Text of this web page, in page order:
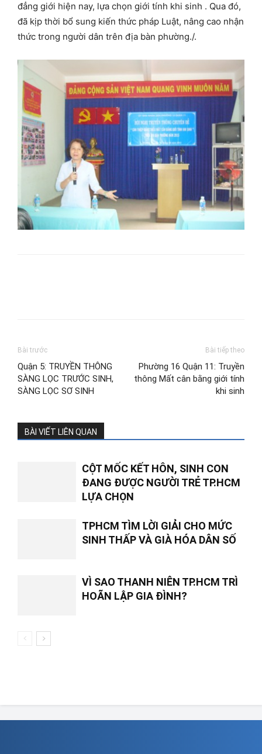
đẳng giới hiện nay, lựa chọn giới tính khi sinh . Qua đó,
đã kịp thời bổ sung kiến thức pháp Luật, nâng cao nhận
thức trong người dân trên địa bàn phường./.
Bài trước
Quận 5: TRUYỀN THÔNG
SÀNG LỌC TRƯỚC SINH,
SÀNG LỌC SƠ SINH
Bài tiếp theo
Phường 16 Quận 11: Truyền
thông Mất cân bằng giới tính
khi sinh
BÀI VIẾT LIÊN QUAN
CỘT MỐC KẾT HÔN, SINH CON
ĐANG ĐƯỢC NGƯỜI TRẺ TP.HCM
LỰA CHỌN
TPHCM TÌM LỜI GIẢI CHO MỨC
SINH THẤP VÀ GIÀ HÓA DÂN SỐ
VÌ SAO THANH NIÊN TP.HCM TRÌ
HOÃN LẬP GIA ĐÌNH?